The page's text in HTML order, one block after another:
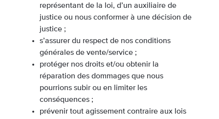
représentant de la loi, d’un auxiliaire de
justice ou nous conformer à une décision de
justice ;
s’assurer du respect de nos conditions
générales de vente/service ;
protéger nos droits et/ou obtenir la
réparation des dommages que nous
pourrions subir ou en limiter les
conséquences ;
prévenir tout agissement contraire aux lois